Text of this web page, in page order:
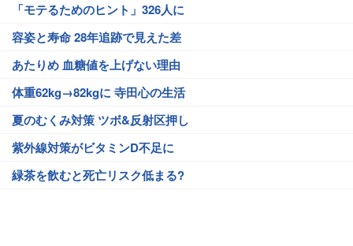
「モテるためのヒント」326人に
容姿と寿命 28年追跡で見えた差
あたりめ 血糖値を上げない理由
体重62kg→82kgに 寺田心の生活
夏のむくみ対策 ツボ&反射区押し
紫外線対策がビタミンD不足に
緑茶を飲むと死亡リスク低まる?